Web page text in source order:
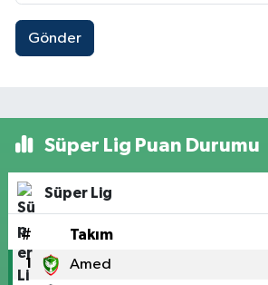
Gönder
Süper Lig Puan Durumu
Süper Lig
# Takım
1 Amed